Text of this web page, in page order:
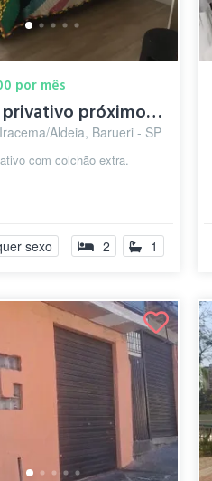
por mês
Quarto privativo próximo ao shopping de ...
Aldeia, Barueri - SP
com colchão extra.
sexo 2 1